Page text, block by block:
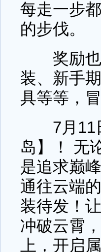
每走一步
的步伐。
奖励也
装、新手
具等等，
7月11日
岛】！ 无
是追求巅
通往云端
装待发！
冲破云霄
上，开启